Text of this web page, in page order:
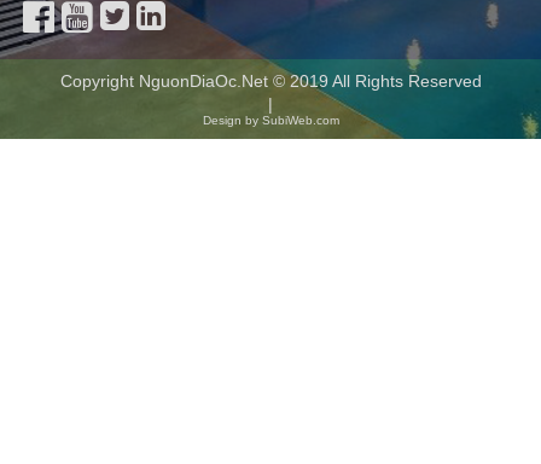
Copyright NguonDiaOc.Net © 2019 All Rights Reserved
|
Design by SubiWeb.com